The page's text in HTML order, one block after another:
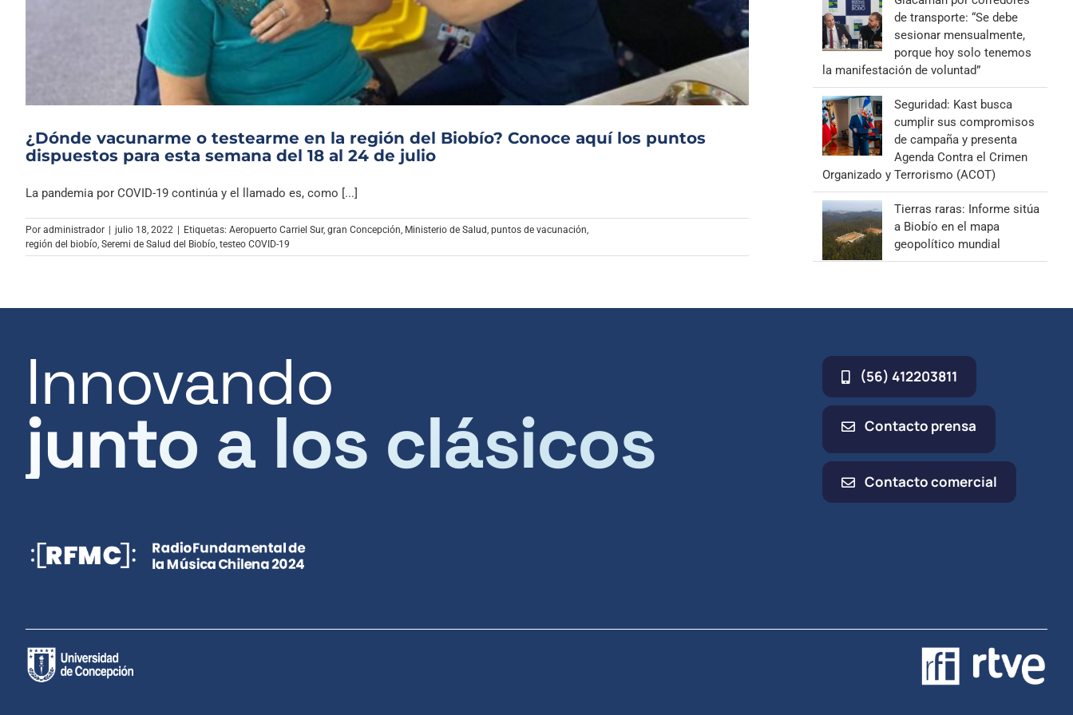
Archivo Sonoro
¿Dónde vacunarme o testearme en la región del Biobío? Conoce aquí los puntos
dispuestos para esta semana del 18 al 24 de julio
La pandemia por COVID-19 continúa y el llamado es, como [...]
Por administrador julio 18, 2022 Etiquetas: Aeropuerto Carriel Sur, gran Concepción, Ministerio de Salud, puntos de vacunación,
región del biobío, Seremi de Salud del Biobío, testeo COVID-19
de transporte: “Se debe
sesionar mensualmente,
porque hoy solo tenemos
la manifestación de voluntad”
Seguridad: Kast busca
cumplir sus compromisos
de campaña y presenta
Agenda Contra el Crimen
Organizado y Terrorismo (ACOT)
Tierras raras: Informe sitúa
a Biobío en el mapa
geopolítico mundial
Innovando
junto a los clásicos
(56) 412203811
Contacto prensa
Contacto comercial